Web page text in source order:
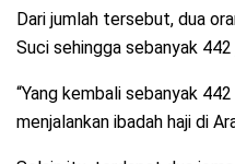
Dari jumlah tersebut, dua
Suci sehingga sebanyak
“Yang kembali sebanyak
menjalankan ibadah haji di